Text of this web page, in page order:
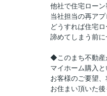
他社で住宅ローン
当社担当の再ア
どうすれば住宅
諦めてしまう前に
◆このまち不動
マイホーム購入
お客様のご要望
お住まい頂いた